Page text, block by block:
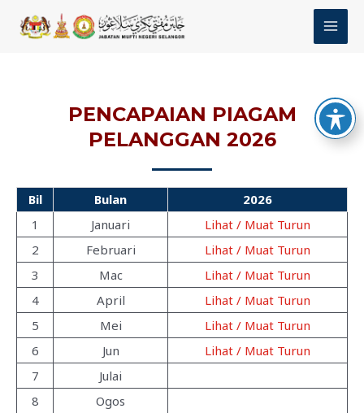
PENCAPAIAN PIAGAM
PELANGGAN 2026
Bil Bulan
2026
1
Januari
Lihat / Muat Turun
2
Februari
Lihat / Muat Turun
3
Mac
Lihat / Muat Turun
4
April
Lihat / Muat Turun
5
Mei
Lihat / Muat Turun
6
Jun
Lihat / Muat Turun
7
Julai
8
Ogos